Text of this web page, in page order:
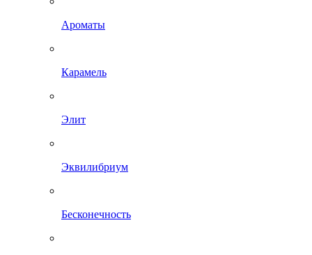
Ароматы
Карамель
Элит
Эквилибриум
Бесконечность